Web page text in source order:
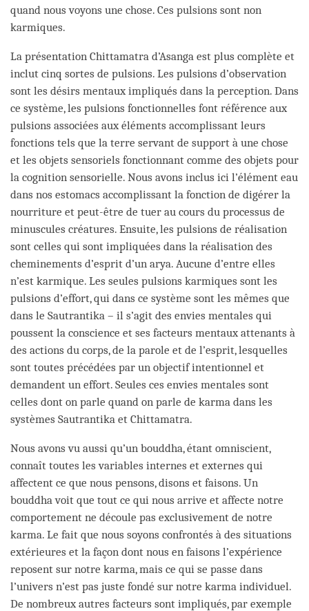
quand nous voyons une chose. Ces pulsions sont non
karmiques.
La présentation Chittamatra d’Asanga est plus complète et
inclut cinq sortes de pulsions. Les pulsions d’observation
sont les désirs mentaux impliqués dans la perception. Dans
ce système, les pulsions fonctionnelles font référence aux
pulsions associées aux éléments accomplissant leurs
fonctions tels que la terre servant de support à une chose
et les objets sensoriels fonctionnant comme des objets pour
la cognition sensorielle. Nous avons inclus ici l’élément eau
dans nos estomacs accomplissant la fonction de digérer la
nourriture et peut-être de tuer au cours du processus de
minuscules créatures. Ensuite, les pulsions de réalisation
sont celles qui sont impliquées dans la réalisation des
cheminements d’esprit d’un arya. Aucune d’entre elles
n’est karmique. Les seules pulsions karmiques sont les
pulsions d’effort, qui dans ce système sont les mêmes que
dans le Sautrantika – il s’agit des envies mentales qui
poussent la conscience et ses facteurs mentaux attenants à
des actions du corps, de la parole et de l’esprit, lesquelles
sont toutes précédées par un objectif intentionnel et
demandent un effort. Seules ces envies mentales sont
celles dont on parle quand on parle de karma dans les
systèmes Sautrantika et Chittamatra.
Nous avons vu aussi qu’un bouddha, étant omniscient,
connaît toutes les variables internes et externes qui
affectent ce que nous pensons, disons et faisons. Un
bouddha voit que tout ce qui nous arrive et affecte notre
comportement ne découle pas exclusivement de notre
karma. Le fait que nous soyons confrontés à des situations
extérieures et la façon dont nous en faisons l’expérience
reposent sur notre karma, mais ce qui se passe dans
l’univers n’est pas juste fondé sur notre karma individuel.
De nombreux autres facteurs sont impliqués, par exemple